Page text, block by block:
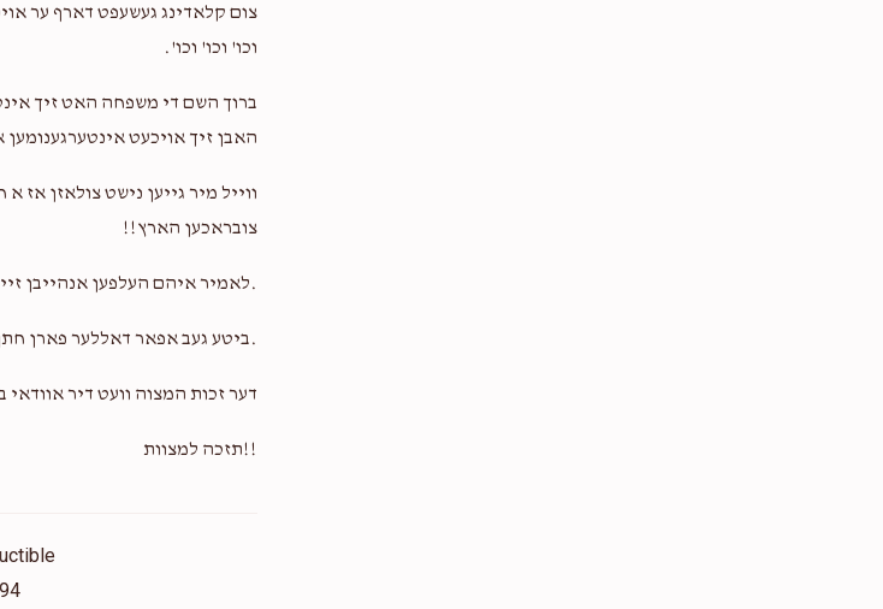
צום קלאדינג געשעפט דארף ער
וכו' וכו' וכו'.
ברוך השם די משפחה האט זיך
האבן זיך אויכעט
ווייל מיר גייען נישט צולאזן אז
צובראכען הארץ!!
.לאמיר איהם העלפען אנהייבן
.ביטע געב אפאר דאללער פארן
דער זכות המצוה וועט דיר
!!תזכה למצוות